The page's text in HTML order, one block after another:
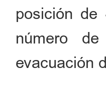
posición
número
evacuación